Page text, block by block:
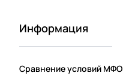
Информация
Сравнение условий МФО